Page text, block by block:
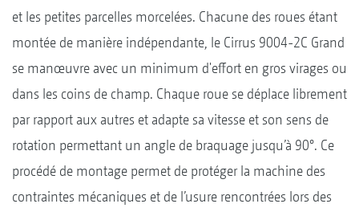
et les petites parcelles morcelées. Chacune des roues étant
montée de manière indépendante, le Cirrus 9004-2C Grand
se manœuvre avec un minimum d'effort en gros virages ou
dans les coins de champ. Chaque roue se déplace librement
par rapport aux autres et adapte sa vitesse et son sens de
rotation permettant un angle de braquage jusqu’à 90°. Ce
procédé de montage permet de protéger la machine des
contraintes mécaniques et de l’usure rencontrées lors des